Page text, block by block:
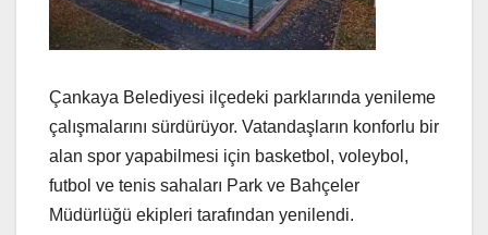
Çankaya Belediyesi ilçedeki parklarında yenileme
çalışmalarını sürdürüyor. Vatandaşların konforlu bir
alan spor yapabilmesi için basketbol, voleybol,
futbol ve tenis sahaları Park ve Bahçeler
Müdürlüğü ekipleri tarafından yenilendi.